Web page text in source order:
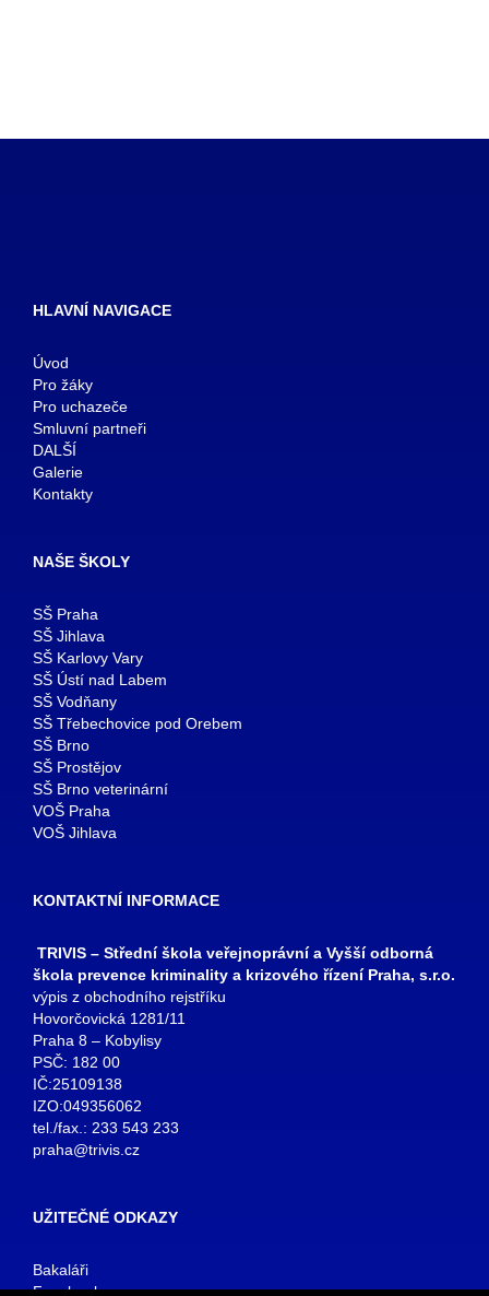
HLAVNÍ NAVIGACE
Úvod
Pro žáky
Pro uchazeče
Smluvní partneři
DALŠÍ
Galerie
Kontakty
NAŠE ŠKOLY
SŠ Praha
SŠ Jihlava
SŠ Karlovy Vary
SŠ Ústí nad Labem
SŠ Vodňany
SŠ Třebechovice pod Orebem
SŠ Brno
SŠ Prostějov
SŠ Brno veterinární
VOŠ Praha
VOŠ Jihlava
KONTAKTNÍ INFORMACE
TRIVIS – Střední škola veřejnoprávní a Vyšší odborná
škola prevence kriminality a krizového řízení Praha, s.r.o.
výpis z obchodního rejstříku
Hovorčovická 1281/11
Praha 8 – Kobylisy
PSČ: 182 00
IČ:25109138
IZO:049356062
tel./fax.: 233 543 233
praha@trivis.cz
UŽITEČNÉ ODKAZY
Bakaláři
Facebook